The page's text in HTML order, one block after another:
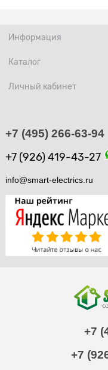
Информация
Каталог
Личный кабинет
+7 (495) 266-63-94
+7 (926) 419-43-27
info@smart-electrics.ru
+7
+7